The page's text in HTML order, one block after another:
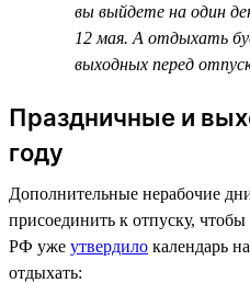
вы выйдете на один
12 мая. А отдыхать
выходных перед
Праздничные и
году
Дополнительные нерабочие
присоединить к отпуску,
РФ уже утвердило календарь
отдыхать: